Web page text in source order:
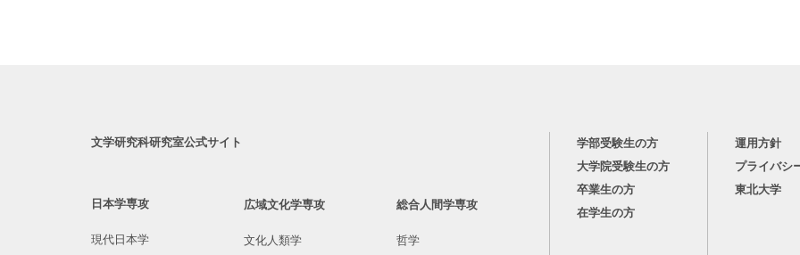
文学研究科研究室公式サイト
日本学専攻
現代日本学
広域文化学専攻
文化人類学
総合人間学専攻
哲学
学部受験生の方
大学院受験生の方
卒業生の方
在学生の方
運用方針
プライバシ
東北大学